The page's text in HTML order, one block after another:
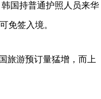
国持普通护照人员来华
免签入境。
游预订量猛增，而上